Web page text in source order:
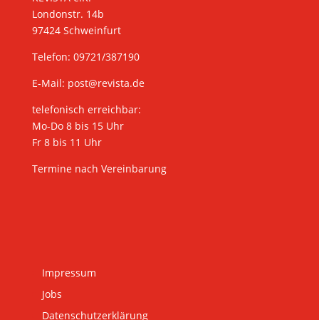
Londonstr. 14b
97424 Schweinfurt
Telefon: 09721/387190
E-Mail: post@revista.de
telefonisch erreichbar:
Mo-Do 8 bis 15 Uhr
Fr 8 bis 11 Uhr
Termine nach Vereinbarung
Impressum
Jobs
Datenschutzerklärung